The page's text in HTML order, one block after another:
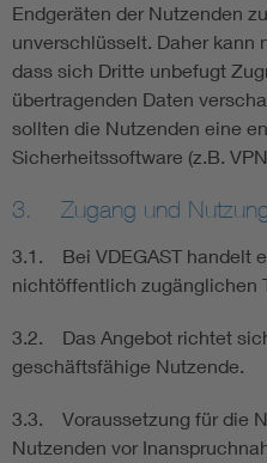
Endgeräten der Nutzenden
unverschlüsselt. Daher kann
dass sich Dritte unbefugt
übertragenden Daten
sollten die Nutzenden eine
Sicherheitssoftware (z.B.
3. Zugang und
3.1. Bei VDEGAST handelt
nichtöffentlich zugänglichen
3.2. Das Angebot richtet
geschäftsfähige Nutzende.
3.3. Voraussetzung für die
Nutzenden vor